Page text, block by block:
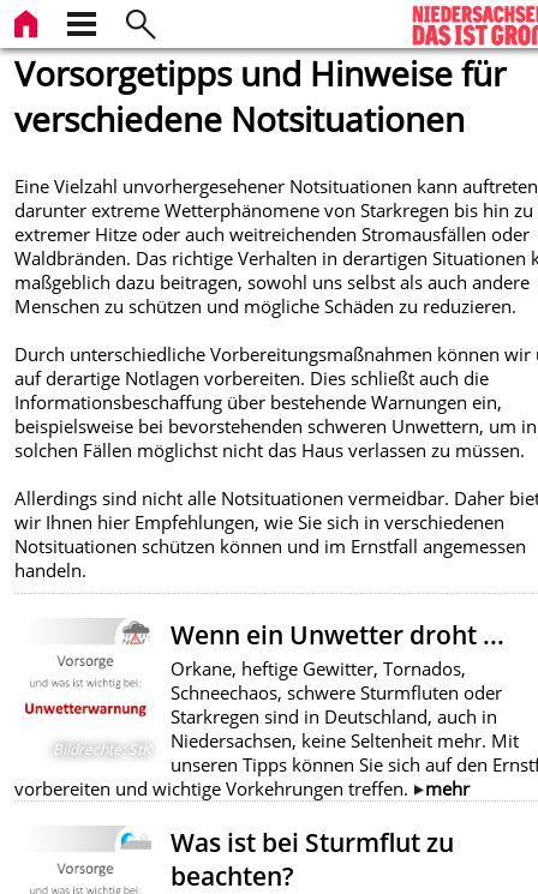
Vorsorgetipps und Hinweise für
verschiedene Notsituationen
Eine Vielzahl unvorhergesehener Notsituationen kann
darunter extreme Wetterphänomene von Starkregen bis hin zu
extremer Hitze oder auch weitreichenden Stromausfällen oder
Waldbränden. Das richtige Verhalten in derartigen Situationen
maßgeblich dazu beitragen, sowohl uns selbst als auch andere
Menschen zu schützen und mögliche Schäden zu reduzieren.
Durch unterschiedliche Vorbereitungsmaßnahmen können wir
auf derartige Notlagen vorbereiten. Dies schließt auch die
Informationsbeschaffung über bestehende Warnungen ein,
beispielsweise bei bevorstehenden schweren Unwettern, um in
solchen Fällen möglichst nicht das Haus verlassen zu müssen.
Allerdings sind nicht alle Notsituationen vermeidbar. Daher
wir Ihnen hier Empfehlungen, wie Sie sich in verschiedenen
Notsituationen schützen können und im Ernstfall angemessen
handeln.
Bildrechte: StK
Wenn ein Unwetter droht ...
Orkane, heftige Gewitter, Tornados,
Schneechaos, schwere Sturmfluten oder
Starkregen sind in Deutschland, auch in
Niedersachsen, keine Seltenheit mehr. Mit
unseren Tipps können Sie sich auf den
vorbereiten und wichtige Vorkehrungen treffen.
mehr
Was ist bei Sturmflut zu
beachten?